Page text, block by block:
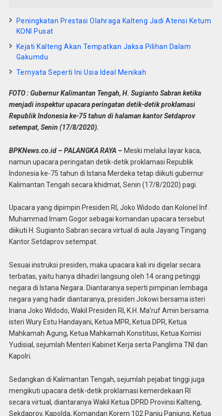
Peningkatan Prestasi Olahraga Kalteng Jadi Atensi Ketum
KONI Pusat
Kejati Kalteng Akan Tempatkan Jaksa Pilihan Dalam
Gakumdu
Ternyata Seperti Ini Usia Ideal Menikah
FOTO : Gubernur Kalimantan Tengah, H. Sugianto Sabran ketika
menjadi inspektur upacara peringatan detik-detik proklamasi
Republik Indonesia ke-75 tahun di halaman kantor Setdaprov
setempat, Senin (17/8/2020).
BPKNews.co.id – PALANGKA RAYA – Meski melalui layar kaca,
namun upacara peringatan detik-detik proklamasi Republik
Indonesia ke-75 tahun di Istana Merdeka tetap diikuti gubernur
Kalimantan Tengah secara khidmat, Senin (17/8/2020) pagi.
Upacara yang dipimpin Presiden RI, Joko Widodo dan Kolonel Inf.
Muhammad Imam Gogor sebagai komandan upacara tersebut
diikuti H. Sugianto Sabran secara virtual di aula Jayang Tingang
Kantor Setdaprov setempat.
Sesuai instruksi presiden, maka upacara kali ini digelar secara
terbatas, yaitu hanya dihadiri langsung oleh 14 orang petinggi
negara di Istana Negara. Diantaranya seperti pimpinan lembaga
negara yang hadir diantaranya, presiden Jokowi bersama isteri
Iriana Joko Widodo, Wakil Presiden RI, K.H. Ma’ruf Amin bersama
isteri Wury Estu Handayani, Ketua MPR, Ketua DPR, Ketua
Mahkamah Agung, Ketua Mahkamah Konstitusi, Ketua Komisi
Yudisial, sejumlah Menteri Kabinet Kerja serta Panglima TNI dan
Kapolri.
Sedangkan di Kalimantan Tengah, sejumlah pejabat tinggi juga
mengikuti upacara detik-detik proklamasi kemerdekaan RI
secara virtual, diantaranya Wakil Ketua DPRD Provinsi Kalteng,
Sekdaprov, Kapolda, Komandan Korem 102 Panju Panjung, Ketua